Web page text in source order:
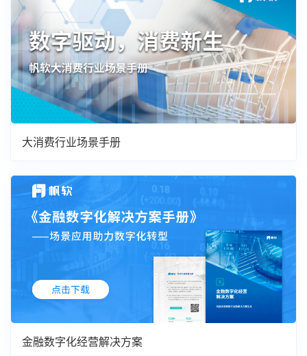
大消费行业场景手册
金融数字化经营解决方案